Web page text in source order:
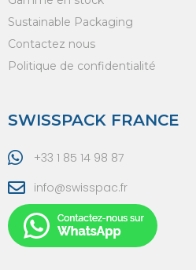
Sustainable Packaging
Contactez nous
Politique de confidentialité
SWISSPACK FRANCE
+33 1 85 14 98 87
info@swisspac.fr